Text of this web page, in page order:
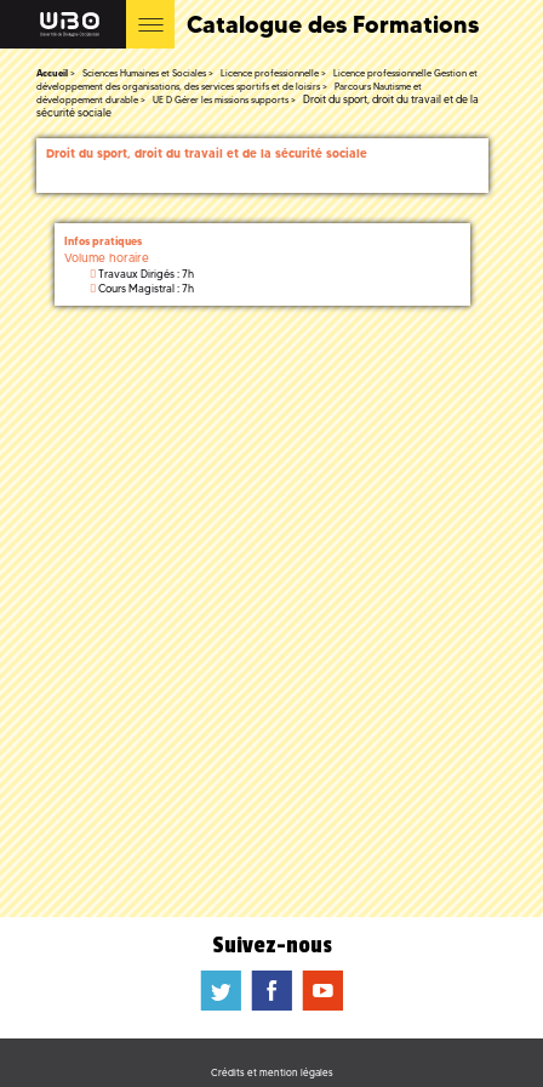
Catalogue des Formations
Accueil Sciences Humaines et Sociales Licence professionnelle
Licence professionnelle Gestion et
développement des organisations, des services sportifs et de loisirs
Parcours Nautisme et
développement durable
UE D Gérer les missions supports
Droit du sport, droit du travail et de la
sécurité sociale
Droit du sport, droit du travail et de la sécurité sociale
Infos pratiques
Volume horaire
Travaux Dirigés : 7h
Cours Magistral : 7h
Suivez-nous
a b f
Crédits et mention légales